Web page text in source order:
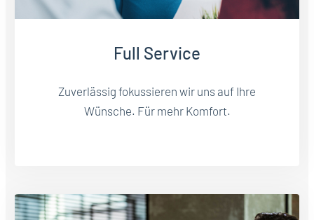
Full Service
Zuverlässig fokussieren wir uns auf Ihre
Wünsche. Für mehr Komfort.